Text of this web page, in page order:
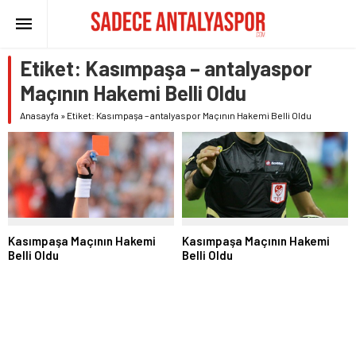
Etiket: Kasımpaşa – antalyaspor
Maçının Hakemi Belli Oldu
Anasayfa » Etiket: Kasımpaşa – antalyaspor Maçının Hakemi Belli Oldu
Kasımpaşa Maçının Hakemi
Belli Oldu
Kasımpaşa Maçının Hakemi
Belli Oldu